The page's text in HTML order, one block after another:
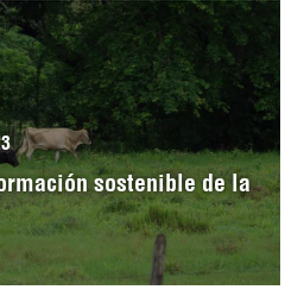
sostenible de la